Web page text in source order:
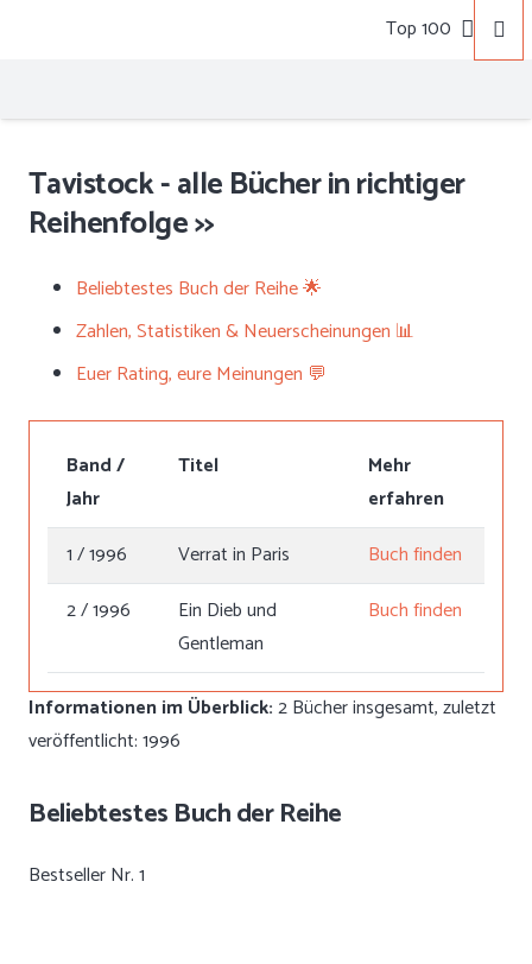
Top 100
Tavistock - alle Bücher in richtiger
Reihenfolge >>
Beliebtestes Buch der Reihe 🌟
Zahlen, Statistiken & Neuerscheinungen 📊
Euer Rating, eure Meinungen 💬
Band /
Jahr
Titel
Mehr
erfahren
1 / 1996
Verrat in Paris
Buch finden
2 / 1996
Ein Dieb und
Gentleman
Buch finden
Informationen im Überblick:2 Bücher insgesamt, zuletzt
veröffentlicht: 1996
Beliebtestes Buch der Reihe
Bestseller Nr. 1